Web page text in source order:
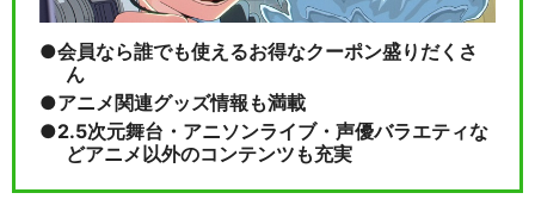
会員なら誰でも使えるお得なクーポン盛りだくさ
ん
アニメ関連グッズ情報も満載
2.5次元舞台・アニソンライブ・声優バラエティな
どアニメ以外のコンテンツも充実